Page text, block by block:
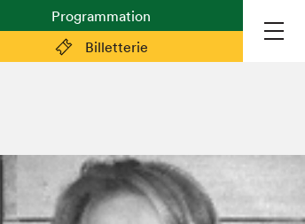
Billetterie
Programmation
Plan du Salon
Préparer sa visite
Partenaires